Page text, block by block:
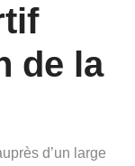
de la
d’un large